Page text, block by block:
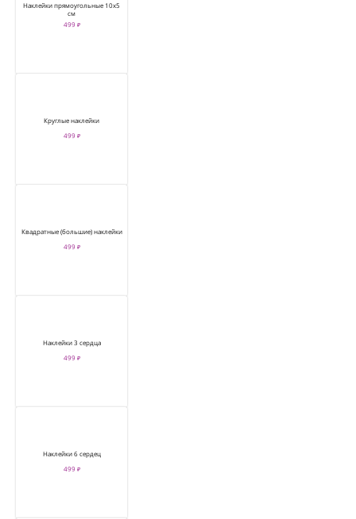
Наклейки прямоугольные 10х5
см
499 ₽
Круглые наклейки
499 ₽
Квадратные (большие) наклейки
499 ₽
Наклейки 3 сердца
499 ₽
Наклейки 6 сердец
499 ₽